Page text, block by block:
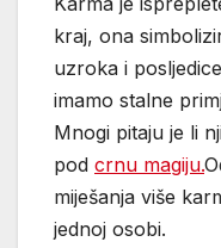
kraj, ona
uzroka i
imamo stalne
Mnogi pitaju je li
pod crnu magiju.
miješanja više
jednoj osobi.